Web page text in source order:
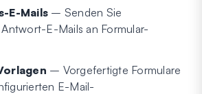
E-Mails – Senden Sie
E-Mails an Formular-
– Vorgefertigte Formulare
E-Mail-